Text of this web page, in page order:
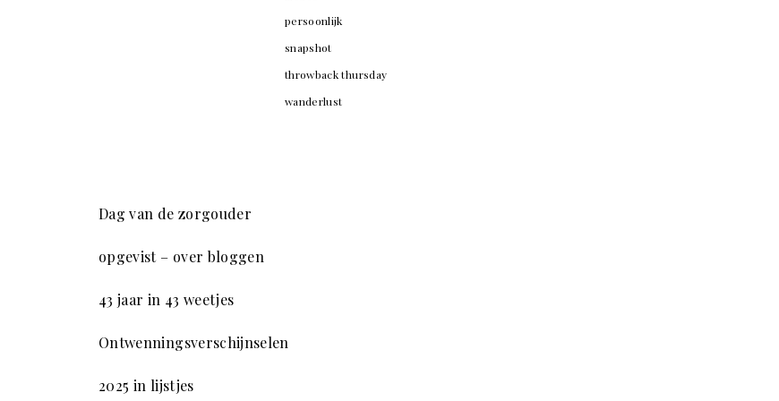
persoonlijk
snapshot
throwback thursday
wanderlust
Dag van de zorgouder
opgevist – over bloggen
43 jaar in 43 weetjes
Ontwenningsverschijnselen
2025 in lijstjes